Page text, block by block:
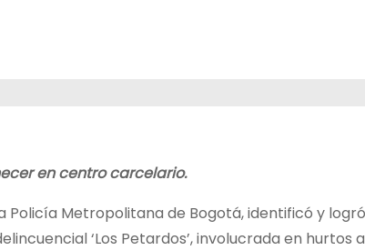
en centro carcelario.
Policía Metropolitana de Bogotá, identificó y
‘Los Petardos’, involucrada en hurtos